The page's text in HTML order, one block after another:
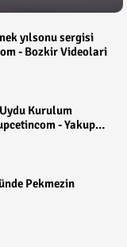
yılsonu sergisi
- Bozkir Videolari
Kurulum
- Yakup
Pekmezin